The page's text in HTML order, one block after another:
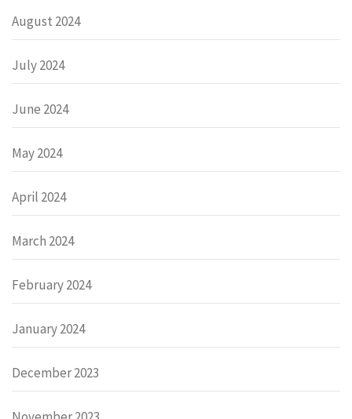
August 2024
July 2024
June 2024
May 2024
April 2024
March 2024
February 2024
January 2024
December 2023